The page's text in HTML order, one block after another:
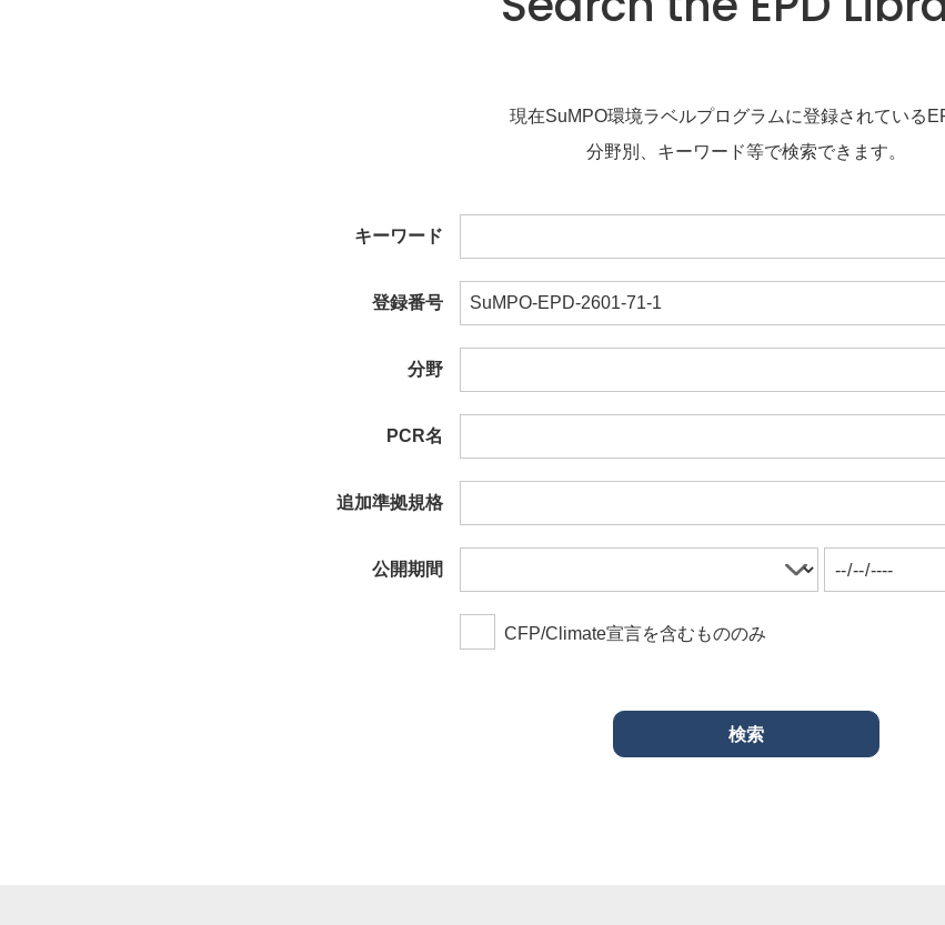
現在SuMPO環境ラベルプログラムに登録されている
分野別、キーワード等で検索できます。
キーワード
登録番号
分野
PCR名
追加準拠規格
公開期間
CFP/Climate宣言を含むもののみ